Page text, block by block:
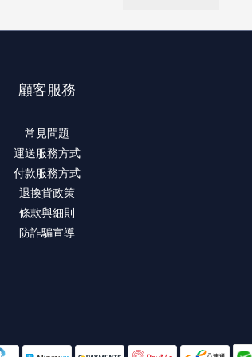
顧客服務
常見問題
運送服務方式
付款服務方式
退換貨政策
條款與細則
防詐騙宣導